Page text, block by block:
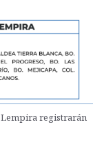
Lempira registrarán